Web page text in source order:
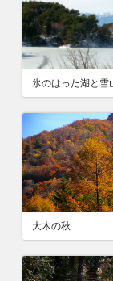
氷のはった湖と雪
大木の秋